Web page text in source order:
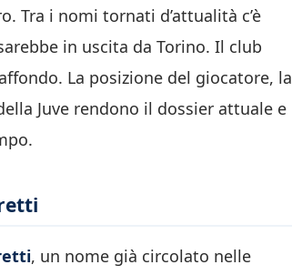
Tra i nomi tornati d’attualità c’è
in uscita da Torino. Il club
La posizione del giocatore, la
Juve rendono il dossier attuale e
, un nome già circolato nelle